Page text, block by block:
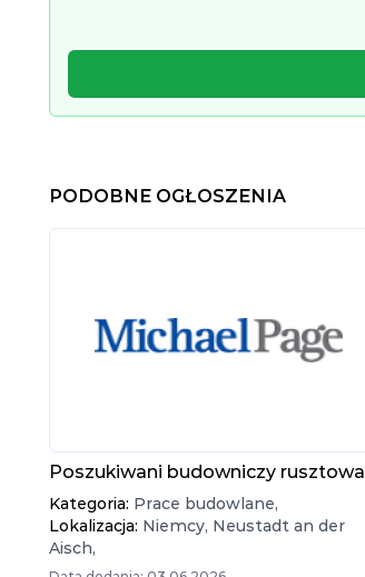
PODOBNE OGŁOSZENIA
Poszukiwani budowniczy
Kategoria: Prace budowlane,
Lokalizacja: Niemcy, Neustadt an der
Aisch,